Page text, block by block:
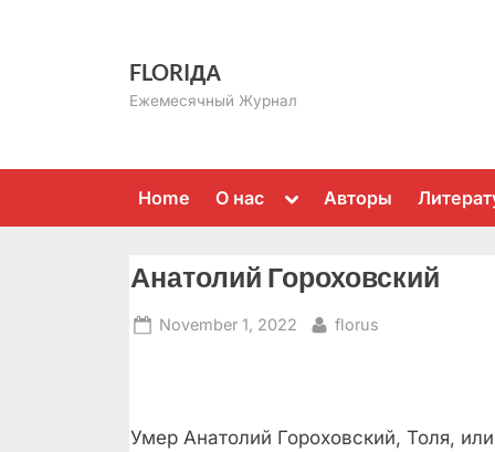
FLORIДА
Ежемесячный Журнал
Home О нас
Toggle
menu
Авторы
Анатолий Гороховский
Posted
November 1, 2022 By
florus
Умер Анатолий Гороховский, Толя,